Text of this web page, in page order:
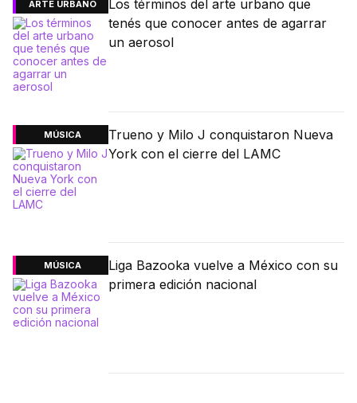
ARTE URBANO
Los términos del arte urbano que
tenés que conocer antes de agarrar
un aerosol
MÚSICA
Trueno y Milo J conquistaron Nueva
York con el cierre del LAMC
MÚSICA
Liga Bazooka vuelve a México con su
primera edición nacional